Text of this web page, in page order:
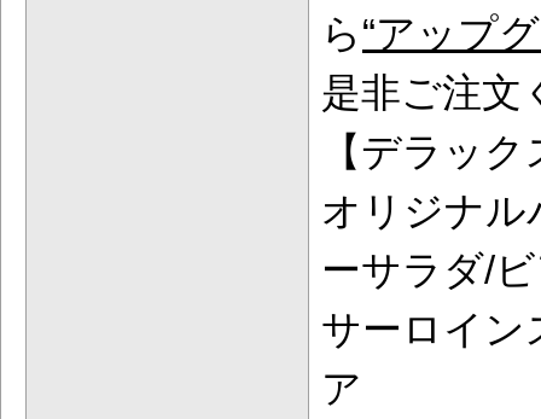
ら“アップ
是非ご注文
【デラッ
オリジナル
ーサラダ/
サーロイン
ア